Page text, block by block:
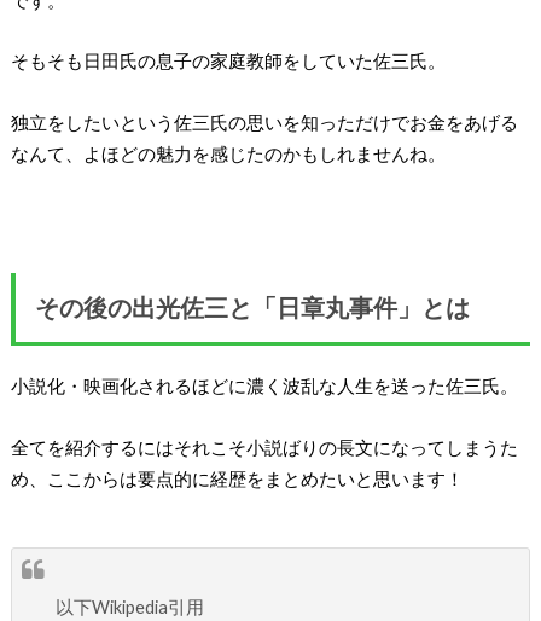
そもそも日田氏の息子の家庭教師をしていた佐三氏。
独立をしたいという佐三氏の思いを知っただけでお金をあげる
なんて、よほどの魅力を感じたのかもしれませんね。
その後の出光佐三と「日章丸事件」とは
小説化・映画化されるほどに濃く波乱な人生を送った佐三氏。
全てを紹介するにはそれこそ小説ばりの長文になってしまうた
め、ここからは要点的に経歴をまとめたいと思います！
以下Wikipedia引用